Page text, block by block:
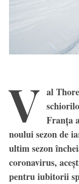
V al
Franța
noului sezon de
ultim sezon
coronavirus,
pentru iubitorii